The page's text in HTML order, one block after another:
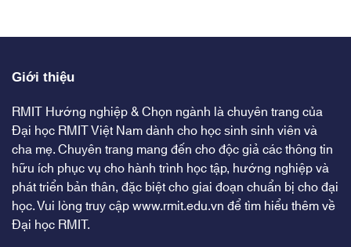
Giới thiệu
RMIT Hướng nghiệp & Chọn ngành là chuyên trang của
Đại học RMIT Việt Nam dành cho học sinh sinh viên và
cha mẹ. Chuyên trang mang đến cho độc giả các thông tin
hữu ích phục vụ cho hành trình học tập, hướng nghiệp và
phát triển bản thân, đặc biệt cho giai đoạn chuẩn bị cho đại
học. Vui lòng truy cậpwww.rmit.edu.vnđể tìm hiểu thêm về
Đại học RMIT.